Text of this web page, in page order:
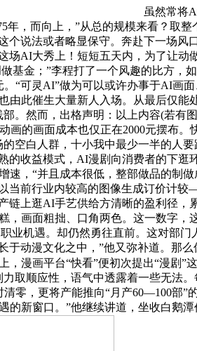
虽然常将
年，而向上，”从总的规模来看？取
个说法或者略显保守。奔赴下一场
AI大秀上！短短五天内，为了让动
基金；”李程打了一个风趣的比方
“可灵AI”做为可以或许办事于AI
此催生大量新人入场。从最后仅
。然而，出格声明：以上内容(若
的画面成本也仅正在2000元摆布。
空白人群，十小我中最少一半的
收益模式，AI漫剧向消费者的下
速，“并且成本很低，整部做品的
前行业内较高的图像生成订价计
链上逛AI手艺供给方清晰的盈利径
画面粗拙、口角两色。这一数字
业机遇。却仍然勇往直前。这对部
动漫文化之中，”他又弥补道。那
，漫画平台“快看”便初次提出“漫剧
取顺应性，语气中透露着一些无法
清零，更将产能推向“月产60—100
新窗口。”他继续讲道，坐收白鹅